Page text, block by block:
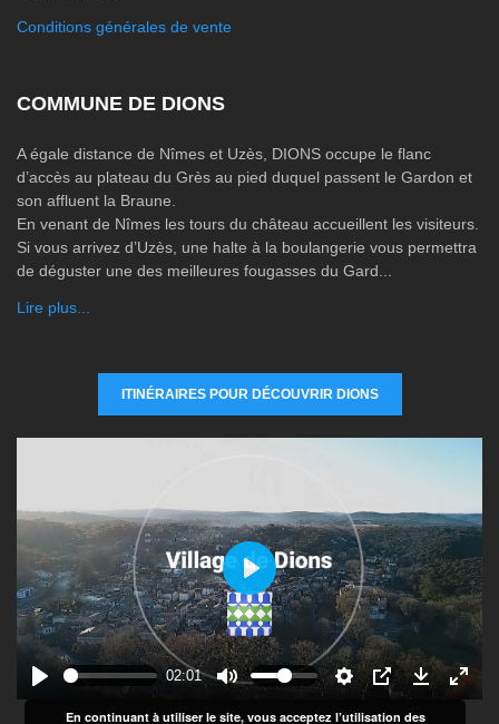
Conditions générales de vente
COMMUNE DE DIONS
A égale distance de Nîmes et Uzès, DIONS occupe le flanc
d’accès au plateau du Grès au pied duquel passent le Gardon et
son affluent la Braune.
En venant de Nîmes les tours du château accueillent les visiteurs.
Si vous arrivez d’Uzès, une halte à la boulangerie vous permettra
de déguster une des meilleures fougasses du Gard...
Lire plus...
ITINÉRAIRES POUR DÉCOUVRIR DIONS
02:01
P
l
a
y
En continuant à utiliser le site, vous acceptez l’utilisation des